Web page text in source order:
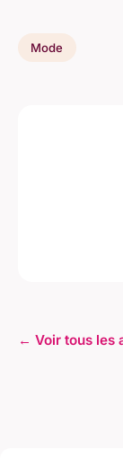
Mode
← Voir tous les